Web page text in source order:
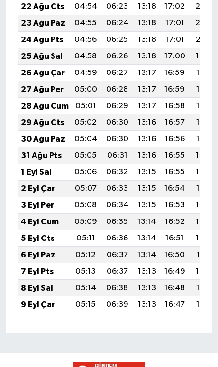
22 Ağu Cts 04:54 06:23 13:18 17:02
20:03
23 Ağu Paz
04:55 06:24 13:18 17:01
20:02
24 Ağu Pts
04:56 06:25 13:18 17:01
20:01
25 Ağu Sal
04:58 06:26 13:18 17:00
19:59
26 Ağu Çar
04:59 06:27 13:17 16:59
19:58
27 Ağu Per
05:00 06:28 13:17 16:59
19:56
28 Ağu Cum
05:01 06:29 13:17 16:58
19:55
29 Ağu Cts
05:02 06:30 13:16 16:57
19:53
30 Ağu Paz
05:04 06:30 13:16 16:56
19:52
31 Ağu Pts
05:05 06:31 13:16 16:55
19:50
1 Eyl Sal
05:06 06:32 13:15 16:55
19:49
2 Eyl Çar
05:07 06:33 13:15 16:54
19:47
3 Eyl Per
05:08 06:34 13:15 16:53
19:46
4 Eyl Cum
05:09 06:35 13:14 16:52
19:44
5 Eyl Cts
05:11 06:36 13:14 16:51
19:43
6 Eyl Paz
05:12 06:37 13:14 16:50
19:41
7 Eyl Pts
05:13 06:37 13:13 16:49
19:40
8 Eyl Sal
05:14 06:38 13:13 16:48
19:38
9 Eyl Çar
05:15 06:39 13:13 16:47 19:36